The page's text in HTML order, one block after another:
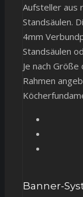
Aufsteller aus
Standsäulen.
4mm
Standsäulen
Je nach
Rahmen
Banner-